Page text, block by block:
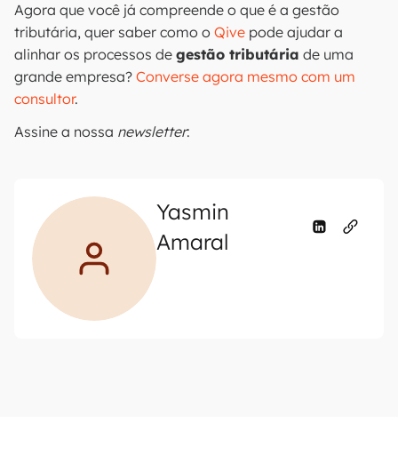
Agora que você já compreende o que é a gestão
tributária, quer saber como o Qive pode ajudar a
alinhar os processos de gestão tributária de uma
grande empresa? Converse agora mesmo com um
consultor.
Assine a nossa newsletter:
Yasmin
Amaral